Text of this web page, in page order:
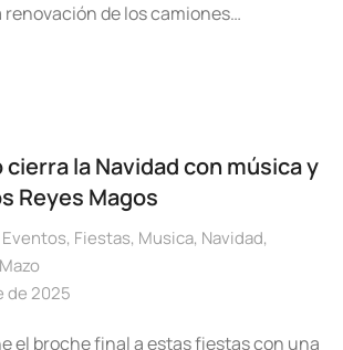
de los camiones…
cierra la Navidad con música y
Reyes Magos
Eventos, Fiestas, Musica, Navidad,
de 2025
el broche final a estas fiestas con una